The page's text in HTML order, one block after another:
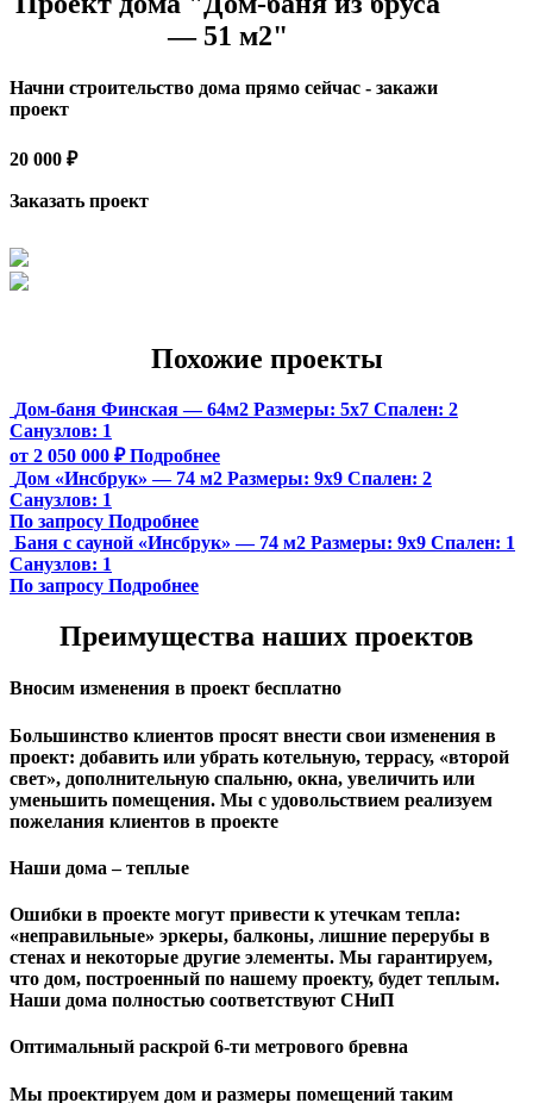
— 51 м2"
Начни строительство дома прямо сейчас - закажи
проект
20 000 ₽
Заказать проект
Похожие проекты
Дом-баня Финская — 64м2 Размеры: 5х7 Спален: 2
Санузлов: 1
от 2 050 000 ₽ Подробнее
Дом «Инсбрук» — 74 м2 Размеры: 9х9 Спален: 2
Санузлов: 1
По запросу Подробнее
Баня с сауной «Инсбрук» — 74 м2 Размеры: 9х9 Спален: 1
Санузлов: 1
По запросу Подробнее
Преимущества наших проектов
Вносим изменения в проект бесплатно
Большинство клиентов просят внести свои изменения в
проект: добавить или убрать котельную, террасу, «второй
свет», дополнительную спальню, окна, увеличить или
уменьшить помещения. Мы с удовольствием реализуем
пожелания клиентов в проекте
Наши дома – теплые
Ошибки в проекте могут привести к утечкам тепла:
«неправильные» эркеры, балконы, лишние перерубы в
стенах и некоторые другие элементы. Мы гарантируем,
чтo дом, построенный по нашему проекту, будет теплым.
Наши дома полностью соответствуют СНиП
Оптимальный раскрой 6-ти метрового бревна
Мы проектируем дом и размеры помещений таким